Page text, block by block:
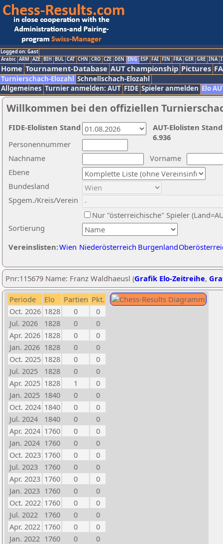
Logged on: Gast
Arabic ARM AZE BIH BUL CAT CHN CRO CZE DEN ENG ESP FAI FIN FRA GER GRE INA
Home Tournament-Database AUT championship Pictures
Turnierschach-Elozahl Schnellschach-Elozahl
Allgemeines Turnier anmelden: AUT FIDE Spieler anmelden Elo
Willkommen bei den offiziellen
Nachname
Vorname
Ebene
Sortierung
Personennummer
Bundesland
Spgem./Kreis/Verein
Nur "österreichische" Spieler
Vereinslisten:Wien Niederösterreich Burgenland
AUT-Elolisten
6.936
FIDE-Elolisten Stand
Pnr:115679 Name: Franz Waldhaeusl (Grafik Elo-Zeitreihe,
Periode Elo Partien Pkt.
Oct. 2026 1828 0
0
Jul. 2026
1828 0
0
Apr. 2026 1828 0
0
Jan. 2026 1828 0
0
Oct. 2025 1828 0
0
Jul. 2025
1828 0
0
Apr. 2025 1828 1
0
Jan. 2025 1840 0
0
Oct. 2024 1840 0
0
Jul. 2024
1840 0
0
Apr. 2024 1760 0
0
Jan. 2024 1760 0
0
Oct. 2023 1760 0
0
Jul. 2023
1760 0
0
Apr. 2023 1760 0
0
Jan. 2023 1760 0
0
Oct. 2022 1760 0
0
Jul. 2022
1760 0
0
Apr. 2022 1760 0
0
Jan. 2022 1760 0
0